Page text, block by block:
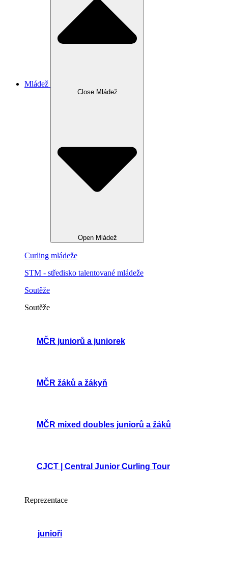
Mládež
Close Mládež
Open Mládež
Curling mládeže
STM - středisko talentované mládeže
Soutěže
Soutěže
MČR juniorů a juniorek
MČR žáků a žákyň
MČR mixed doubles juniorů a žáků
CJCT | Central Junior Curling Tour
Reprezentace
junioři